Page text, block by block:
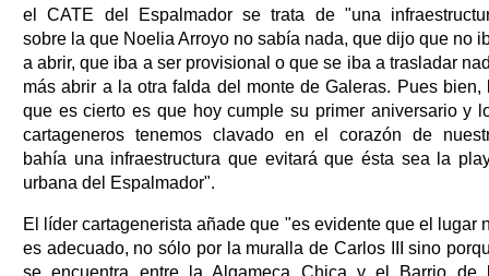
el CATE del Espalmador se trata de "una
sobre la que Noelia Arroyo no sabía nada, que dijo que no
a abrir, que iba a ser provisional o que se iba a trasladar
más abrir a la otra falda del monte de Galeras. Pues bien,
que es cierto es que hoy cumple su primer aniversario y
cartageneros tenemos clavado en el corazón de
bahía una infraestructura que evitará que ésta sea la
urbana del Espalmador".
El líder cartagenerista añade que "es evidente que el lugar
es adecuado, no sólo por la muralla de Carlos III sino
se encuentra entre la Algameca Chica y el Barrio de